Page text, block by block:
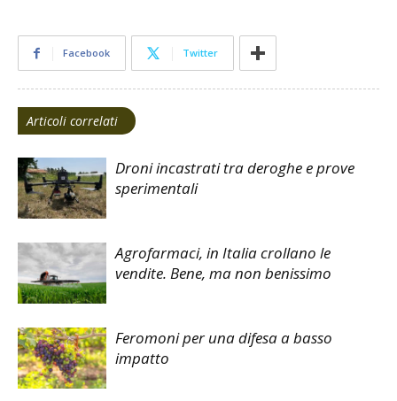
Facebook Twitter
Articoli correlati
Droni incastrati tra deroghe e prove
sperimentali
Agrofarmaci, in Italia crollano le
vendite. Bene, ma non benissimo
Feromoni per una difesa a basso
impatto